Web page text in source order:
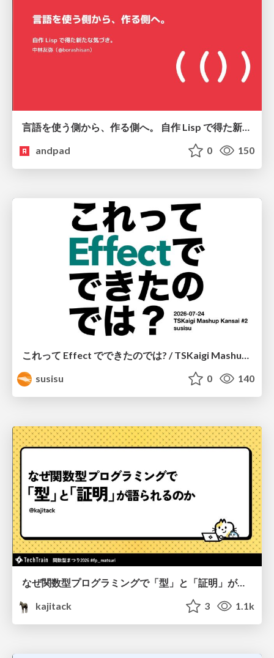
言語を使う側から、作る側へ。 自作 Lisp で得た新たな気づき。
andpad
0 150
susisu
0 140
なぜ関数型プログラミングで「型」と「証明」が語られるのか #fp_matsuri
kajitack
3 1.1k